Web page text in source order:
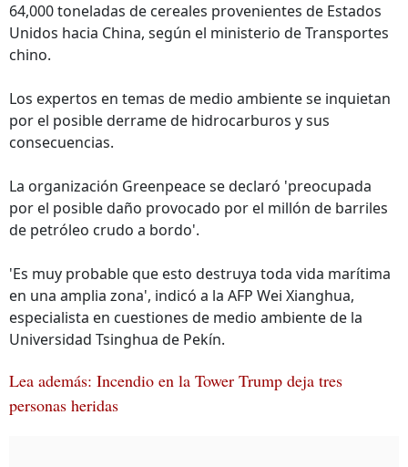
64,000 toneladas de cereales provenientes de Estados
Unidos hacia China, según el ministerio de Transportes
chino.
Los expertos en temas de medio ambiente se inquietan
por el posible derrame de hidrocarburos y sus
consecuencias.
La organización Greenpeace se declaró 'preocupada
por el posible daño provocado por el millón de barriles
de petróleo crudo a bordo'.
'Es muy probable que esto destruya toda vida marítima
en una amplia zona', indicó a la AFP Wei Xianghua,
especialista en cuestiones de medio ambiente de la
Universidad Tsinghua de Pekín.
Lea además: Incendio en la Tower Trump deja tres
personas heridas